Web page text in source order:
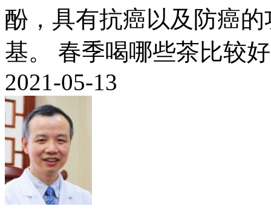
酚，具有抗癌以及防癌
基。 春季喝哪些茶比较
2021-05-13